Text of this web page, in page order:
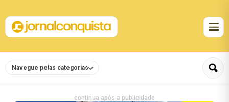
Navegue pelas categorias
continua após a publicidade